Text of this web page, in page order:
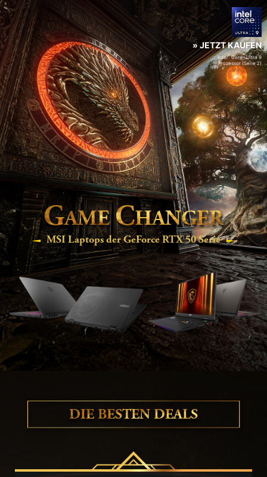
» JETZT KAUFEN
Intel®Core™Ultra 9
Prozessor (Serie 2)
GAMECHANGER
MSI Laptops der GeForce RTX 50 Serie
DIE BESTEN DEALS